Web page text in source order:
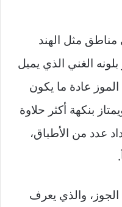
مناطق مثل الهند
الغني الذي يميل
الموز عادة ما يكون
بنكهة أكثر حلاوة
عدد من الأطباق،
الجوز، والذي يعرف